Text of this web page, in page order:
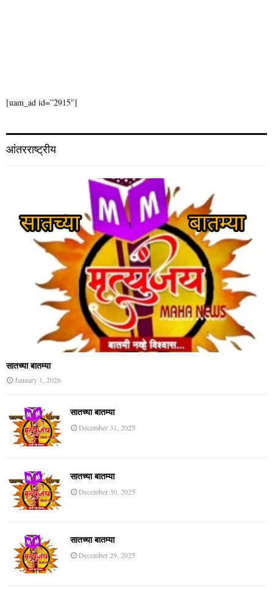
[uam_ad id=”2915″]
आंतरराष्ट्रीय
सातच्या बातम्या
January 1, 2026
सातच्या बातम्या
December 31, 2025
सातच्या बातम्या
December 30, 2025
सातच्या बातम्या
December 29, 2025